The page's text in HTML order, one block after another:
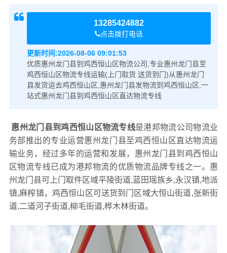
13285424882
点击拨打电话
更新时间:2026-08-06 09:01:53
优质惠州龙门县到鸡西恒山区物流公司,专业惠州龙门县至
鸡西恒山区物流专线运输(上门取货 送货到门)从惠州龙门
县发货运去鸡西恒山区,惠州龙门县发物流到鸡西恒山区,一
站式惠州龙门县到鸡西恒山区直达物流专线
惠州龙门县到鸡西恒山区物流专线是港邦物流公司物流业
务部推出的专业运营惠州龙门县至鸡西恒山区直达物流运
输业务，经过多年的运营和发展，惠州龙门县到鸡西恒山
区物流专线已成为港邦物流的优质物流品牌专线之一。惠
州龙门县可上门取件区域平陵街道,蓝田瑶族乡,永汉镇,地派
镇,麻榨镇，鸡西恒山区可送货到门区域大恒山街道,张新街
道,二道河子街道,柳毛街道,桦木林街道。